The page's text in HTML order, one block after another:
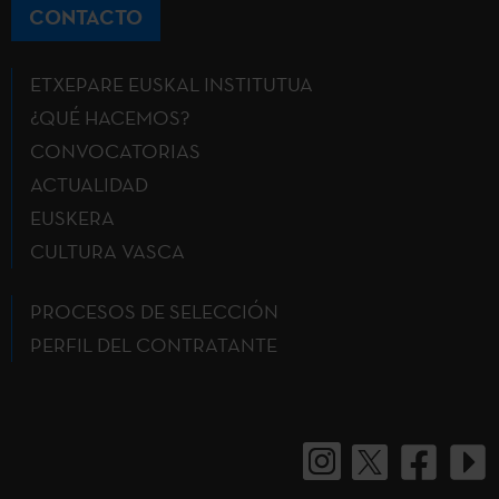
CONTACTO
ETXEPARE EUSKAL INSTITUTUA
¿QUÉ HACEMOS?
CONVOCATORIAS
ACTUALIDAD
EUSKERA
CULTURA VASCA
PROCESOS DE SELECCIÓN
PERFIL DEL CONTRATANTE